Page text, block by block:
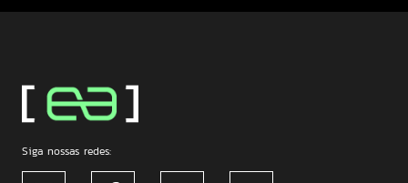
Siga nossas redes: